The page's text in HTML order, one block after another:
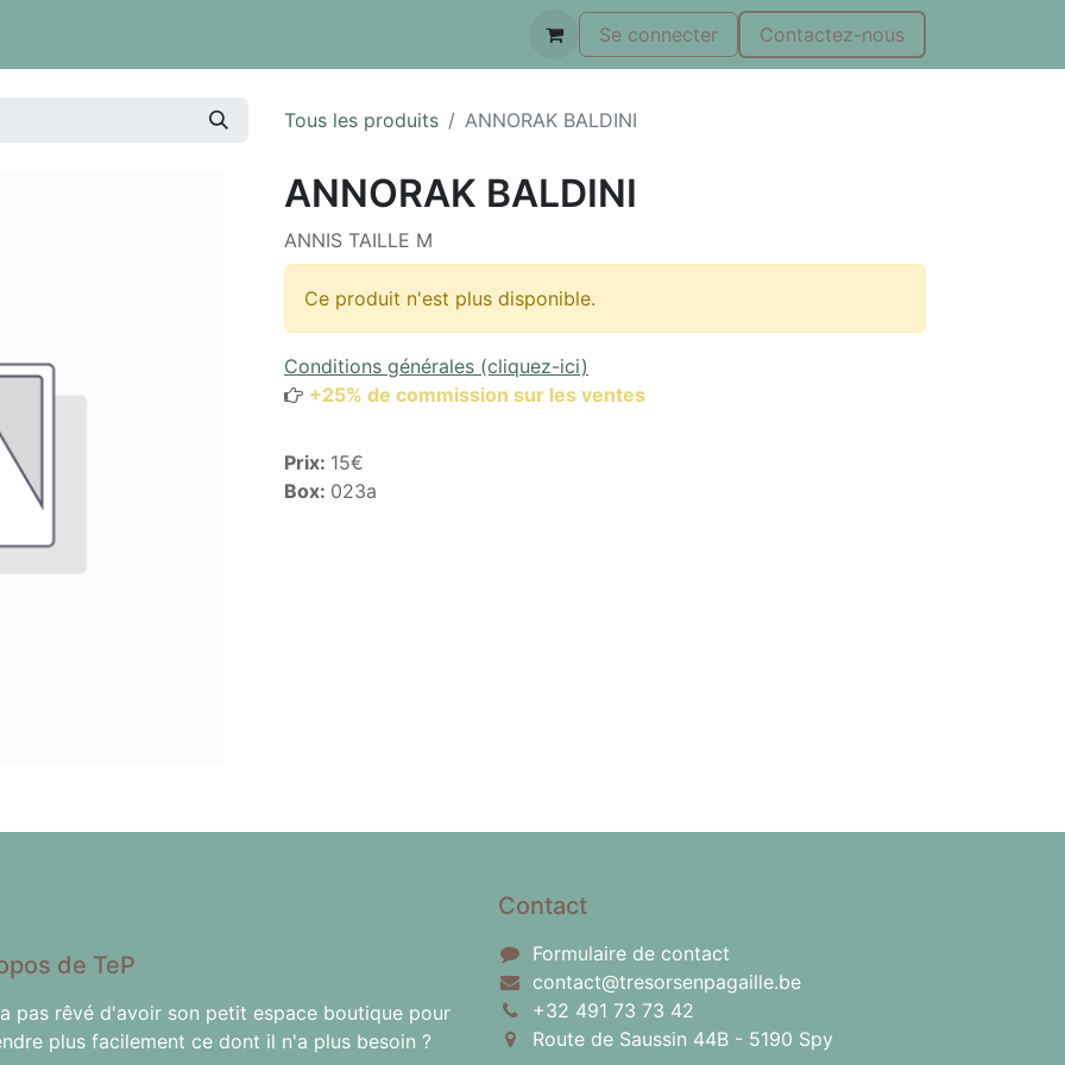
Se connecter Contactez-nous
Tous les produits ANNORAK BALDINI
ANNORAK BALDINI
ANNIS TAILLE M
Ce produit n'est plus disponible.
Conditions générales (cliquez-ici)
+25% de commission sur les ventes
Prix: 15€
Box: 023a
de TeP
pas rêvé d'avoir son petit espace boutique pour
plus facilement ce dont il n'a plus besoin ?
Contact
Formulaire de contact
contact@tresorsenpagaille.be
+32 491 73 73 42
Route de Saussin 44B - 5190 Spy